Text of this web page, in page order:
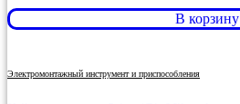
В корзину
Электромонтажный инструмент и приспособления